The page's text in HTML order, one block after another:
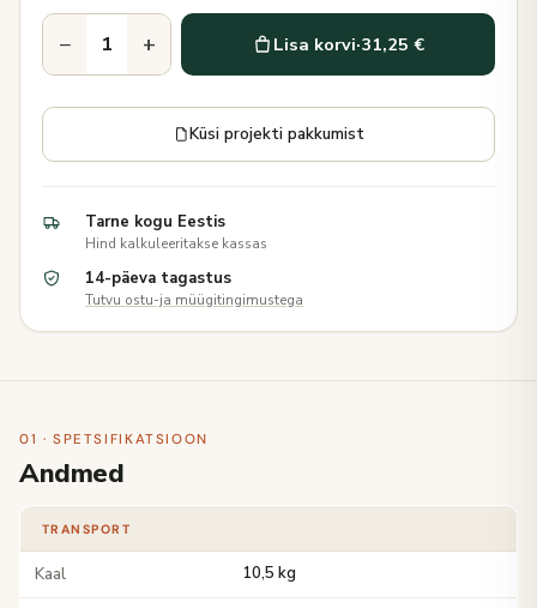
− + Lisa korvi·31,25 €
Küsi projekti pakkumist
Tarne kogu Eestis
Hind kalkuleeritakse kassas
14-päeva tagastus
Tutvu ostu-ja müügitingimustega
01 · SPETSIFIKATSIOON
Andmed
TRANSPORT
Kaal 10,5 kg